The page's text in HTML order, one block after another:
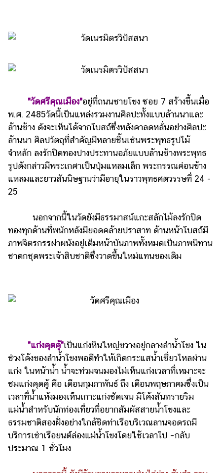
"วัดศรีคุณเมือง"อยู่ที่ถนนชายโขง ซอย 7 สร้างขึ้นเมื่อ
พ.ศ. 2485วัดนี้เป็นแหล่งรวมงานศิลปะทั้งแบบล้านนาและ
ล้านช้าง ดังจะเห็นได้จากโบสถ์ซึ่งหลังคาลดหลั่นอย่างศิลปะ
ล้านนา ศิลปวัตถุที่สำคัญมีหลายชิ้นเช่นพระพุทธรูปไม้
จำหลัก ลงรักปิดทองปางประทานอภัยแบบล้านช้างพระพุทธ
รูปดังกล่าวมีพระเกศาเป็นปุ่มแหลมเล็ก พระกรรณค่อนข้าง
แหลมและยาวสันนิษฐานว่ามีอายุในราวพุทธศตวรรษที่ 24 -
25
นอกจากนี้ในวัดยังมีธรรมาสน์แกะสลักไม้ลงรักปิด
ทองทุกด้านที่พนักหลังมียอดคล้ายปราสาท ด้านหน้าโบสถ์มี
ภาพจิตรกรรฝาผนังอยู่เต็มหน้าบันภาพทั้งหมดเป็นภาพนิทาน
ชาดกชุดพระเจ้าสิบชาติซึ่งวาดขึ้นใหม่แทนของเดิม
"แก่งคุดคู้"เป็นแก่งหินใหญ่ขวางอยู่กลางลำน้ำโขง ใน
ช่วงโค้งของลำน้ำโขงพอดีทำให้เกิดกระแสน้ำเชี่ยวไหลผ่าน
แก่ง ในหน้าน้ำ น้ำจะท่วมจนมองไม่เห็นแก่งเวลาที่เหมาะจะ
ชมแก่งคุดคู้ คือ เดือนกุมภาพันธ์ ถึง เดือนพฤษภาคมซึ่งเป็น
เวลาที่น้ำแห้งมองเห็นเกาะแก่งชัดเจน มีโค้งสันทรายริม
แม่น้ำสำหรับนักท่องเที่ยวที่อยากสัมผัสสายน้ำโขงและ
ธรรมชาติสองฝั่งอย่างใกล้ชิดท่าเรือบริเวณลานจอดรถมี
บริการเช่าเรือยนต์ล่องแม่น้ำโขงโดยใช้เวลาไป –กลับ
ประมาณ 1 ชั่วโมง